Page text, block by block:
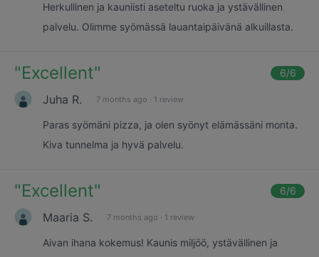
Herkullinen ja kauniisti aseteltu ruoka ja ystävällinen
palvelu. Olimme syömässä lauantaipäivänä alkuillasta.
"Excellent" 6/6
Juha R. 7 months ago · 1 review
Paras syömäni pizza, ja olen syönyt elämässäni monta.
Kiva tunnelma ja hyvä palvelu.
"Excellent" 6/6
Maaria S. 7 months ago · 1 review
Aivan ihana kokemus! Kaunis miljöö, ystävällinen ja